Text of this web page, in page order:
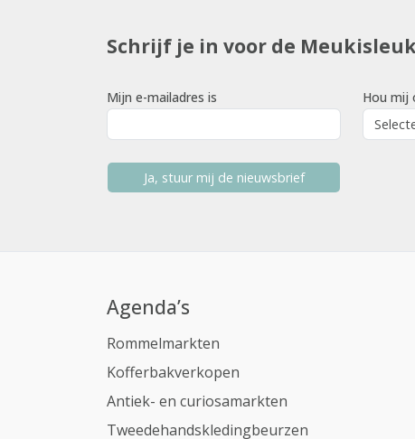
Schrijf je in voor de
Mijn e-mailadres is Hou mij
Ja, stuur mij de nieuwsbrief
Agenda’s
Rommelmarkten
Kofferbakverkopen
Antiek- en curiosamarkten
Tweedehandskledingbeurzen